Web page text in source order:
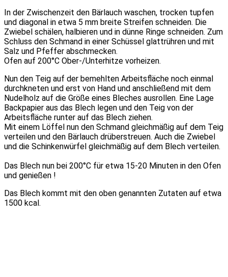
In der Zwischenzeit den Bärlauch waschen, trocken tupfen
und diagonal in etwa 5 mm breite Streifen schneiden. Die
Zwiebel schälen, halbieren und in dünne Ringe schneiden. Zum
Schluss den Schmand in einer Schüssel glattrühren und mit
Salz und Pfeffer abschmecken.
Ofen auf 200°C Ober-/Unterhitze vorheizen.
Nun den Teig auf der bemehlten Arbeitsfläche noch einmal
durchkneten und erst von Hand und anschließend mit dem
Nudelholz auf die Größe eines Bleches ausrollen. Eine Lage
Backpapier aus das Blech legen und den Teig von der
Arbeitsfläche runter auf das Blech ziehen.
Mit einem Löffel nun den Schmand gleichmäßig auf dem Teig
verteilen und den Bärlauch drüberstreuen. Auch die Zwiebel
und die Schinkenwürfel gleichmäßig auf dem Blech verteilen.
Das Blech nun bei 200°C für etwa 15-20 Minuten in den Ofen
und genießen !
Das Blech kommt mit den oben genannten Zutaten auf etwa
1500 kcal.